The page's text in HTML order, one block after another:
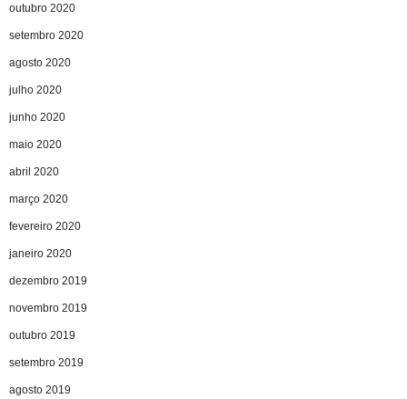
outubro 2020
setembro 2020
agosto 2020
julho 2020
junho 2020
maio 2020
abril 2020
março 2020
fevereiro 2020
janeiro 2020
dezembro 2019
novembro 2019
outubro 2019
setembro 2019
agosto 2019